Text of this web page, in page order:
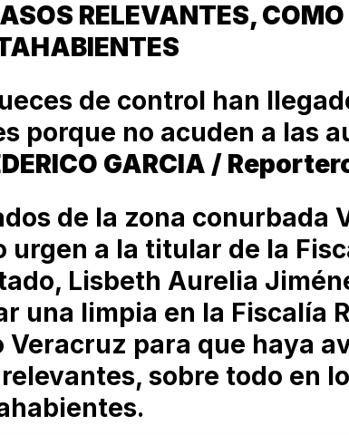
RELEVANTES,
de control han
porque no acuden a las
GARCIA /
de la zona conurbada
urgen a la titular de la
Lisbeth Aurelia
una limpia en la Fiscalía
Veracruz para que haya
sobre todo en